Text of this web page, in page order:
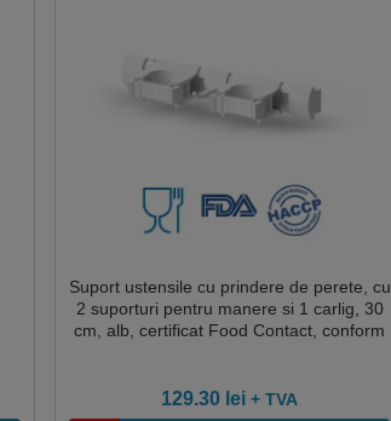
Suport ustensile cu prindere de perete, cu
2 suporturi pentru manere si 1 carlig, 30
cm, alb, certificat Food Contact, conform
129.30 lei + TVA